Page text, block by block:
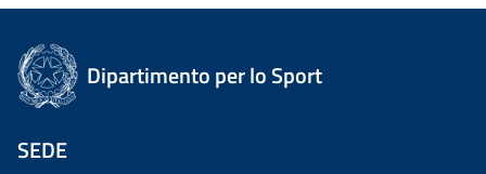
Dipartimento per lo Sport
SEDE